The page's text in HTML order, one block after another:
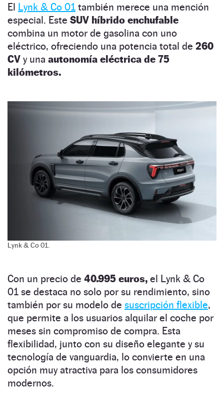
El Lynk & Co 01 también merece una mención
especial. Este SUV híbrido enchufable
combina un motor de gasolina con uno
eléctrico, ofreciendo una potencia total de 260
CV y una autonomía eléctrica de 75
kilómetros.
Lynk & Co 01.
Con un precio de 40.995 euros, el Lynk & Co
01 se destaca no solo por su rendimiento, sino
también por su modelo de suscripción flexible,
que permite a los usuarios alquilar el coche por
meses sin compromiso de compra. Esta
flexibilidad, junto con su diseño elegante y su
tecnología de vanguardia, lo convierte en una
opción muy atractiva para los consumidores
modernos.